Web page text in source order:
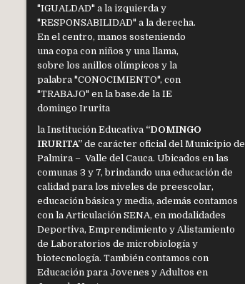
la Institución Educativa “DOMINGO
IRURITA” de carácter oficial del Municipio de
Palmira – Valle del Cauca. Ubicados en las
comunas 3 y 7, brindando una educación de
calidad para los niveles de preescolar,
educación básica y media, además contamos
con la Articulación SENA, en modalidades
Deportiva, Emprendimiento y Alistamiento
de Laboratorios de microbiología y
biotecnología. También contamos con
Educación para Jovenes y Adultos en